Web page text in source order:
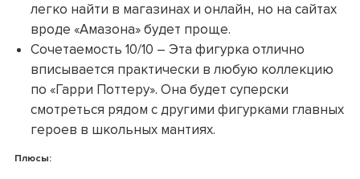
легко найти в магазинах и онлайн, но на сайтах
вроде «Амазона» будет проще.
Сочетаемость 10/10 – Эта фигурка отлично
вписывается практически в любую коллекцию
по «Гарри Поттеру». Она будет суперски
смотреться рядом с другими фигурками главных
героев в школьных мантиях.
Плюсы: